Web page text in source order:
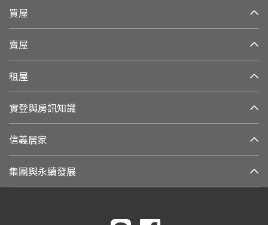
買屋
賣屋
租屋
實登與房訊知識
信義居家
集團與永續發展